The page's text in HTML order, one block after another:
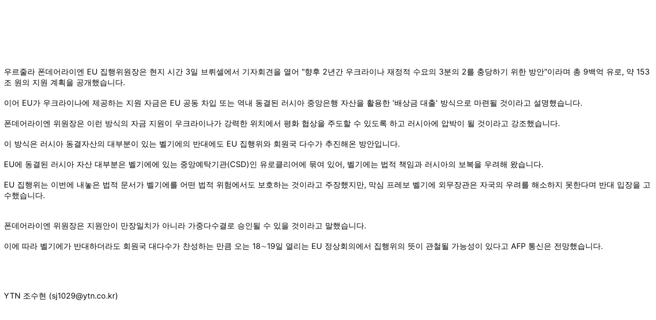
우르줄라 폰데어라이엔 EU 집행위원장은 현지 시간 3일 브뤼셀에서 기자회견을 열어 "향후 2년간 우크라이나 재정적 수요의 3분의 2를 충당하기 위한 방안"이라며 총 9백억 유로, 약 153
조 원의 지원 계획을 공개했습니다.
이어 EU가 우크라이나에 제공하는 지원 자금은 EU 공동 차입 또는 역내 동결된 러시아 중앙은행 자산을 활용한 '배상금 대출' 방식으로 마련될 것이라고 설명했습니다.
폰데어라이엔 위원장은 이런 방식의 자금 지원이 우크라이나가 강력한 위치에서 평화 협상을 주도할 수 있도록 하고 러시아에 압박이 될 것이라고 강조했습니다.
이 방식은 러시아 동결자산의 대부분이 있는 벨기에의 반대에도 EU 집행위와 회원국 다수가 추진해온 방안입니다.
EU에 동결된 러시아 자산 대부분은 벨기에에 있는 중앙예탁기관(CSD)인 유로클리어에 묶여 있어, 벨기에는 법적 책임과 러시아의 보복을 우려해 왔습니다.
EU 집행위는 이번에 내놓은 법적 문서가 벨기에를 어떤 법적 위험에서도 보호하는 것이라고 주장했지만, 막심 프레보 벨기에 외무장관은 자국의 우려를 해소하지 못한다며 반대 입장을 고
수했습니다.
폰데어라이엔 위원장은 지원안이 만장일치가 아니라 가중다수결로 승인될 수 있을 것이라고 말했습니다.
이에 따라 벨기에가 반대하더라도 회원국 대다수가 찬성하는 만큼 오는 18∼19일 열리는 EU 정상회의에서 집행위의 뜻이 관철될 가능성이 있다고 AFP 통신은 전망했습니다.
YTN 조수현 (sj1029@ytn.co.kr)